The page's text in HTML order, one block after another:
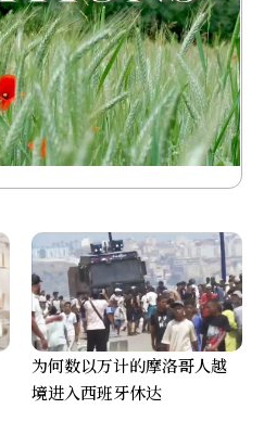
为何数以万计的摩洛哥人越
境进入西班牙休达